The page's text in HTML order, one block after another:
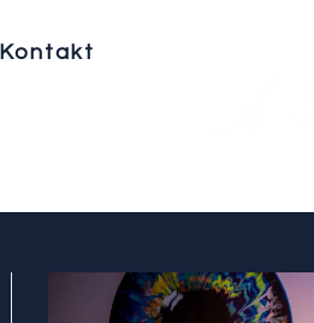
Kontakt